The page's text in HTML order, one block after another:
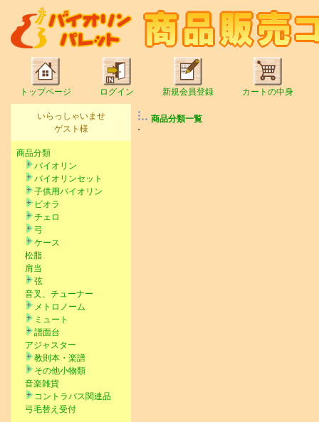
トップページ ログイン 新規会員登録 カートの中身
いらっしゃいませ
ゲスト様
商品分類
バイオリン
バイオリンセット
子供用バイオリン
ビオラ
チェロ
弓
ケース
松脂
肩当
弦
音叉、チューナー
メトロノーム
ミュート
譜面台
アジャスター
教則本・楽譜
その他小物類
音楽雑貨
コントラバス関連品
弓毛替え受付
商品分類一覧